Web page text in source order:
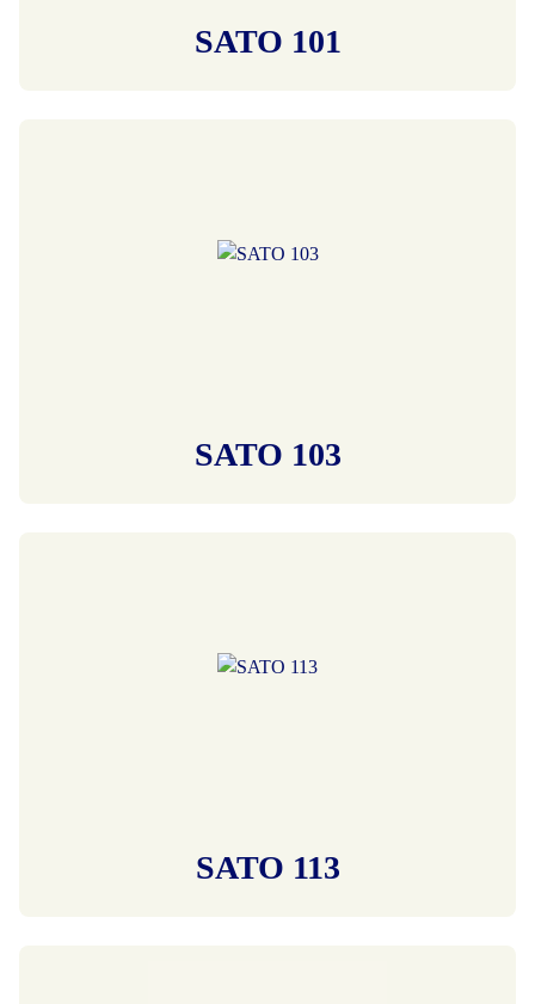
SATO 101
SATO 103
SATO 113